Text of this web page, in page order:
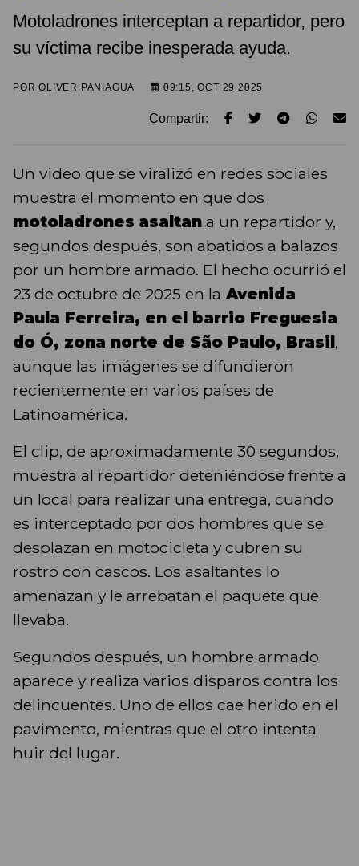
Motoladrones interceptan a repartidor, pero
su víctima recibe inesperada ayuda.
POROLIVER PANIAGUA 09:15, OCT 29 2025
Compartir:
Un video que se viralizó en redes sociales
muestra el momento en que dos
motoladrones asaltan a un repartidor y,
segundos después, son abatidos a balazos
por un hombre armado. El hecho ocurrió el
23 de octubre de 2025 en la Avenida
Paula Ferreira, en el barrio Freguesia
do Ó, zona norte de São Paulo, Brasil,
aunque las imágenes se difundieron
recientemente en varios países de
Latinoamérica.
El clip, de aproximadamente 30 segundos,
muestra al repartidor deteniéndose frente a
un local para realizar una entrega, cuando
es interceptado por dos hombres que se
desplazan en motocicleta y cubren su
rostro con cascos. Los asaltantes lo
amenazan y le arrebatan el paquete que
llevaba.
Segundos después, un hombre armado
aparece y realiza varios disparos contra los
delincuentes. Uno de ellos cae herido en el
pavimento, mientras que el otro intenta
huir del lugar.